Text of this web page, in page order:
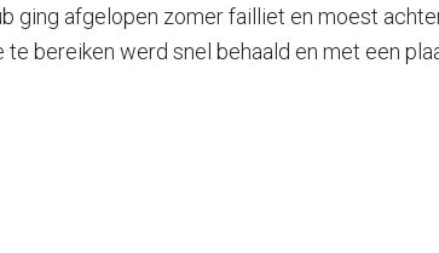
ging afgelopen zomer failliet en moest
bereiken werd snel behaald en met een